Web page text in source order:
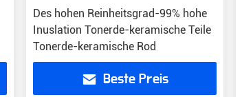
Des hohen Reinheitsgrad-99% hohe
Inuslation Tonerde-keramische Teile
Tonerde-keramische Rod
Beste Preis